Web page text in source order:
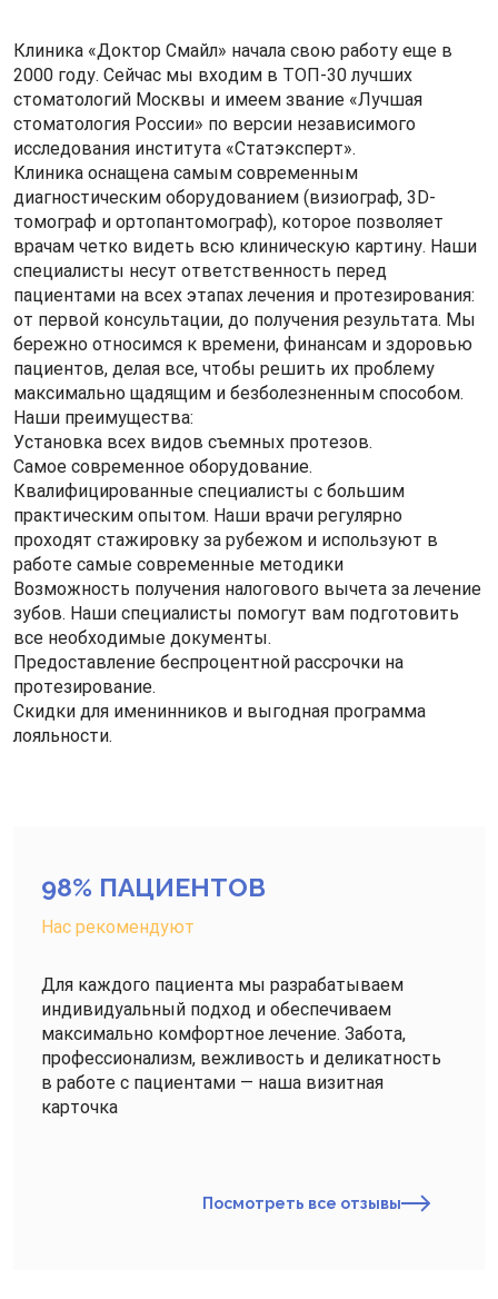
Клиника «Доктор Смайл» начала свою работу еще в
2000 году. Сейчас мы входим в ТОП-30 лучших
стоматологий Москвы и имеем звание «Лучшая
стоматология России» по версии независимого
исследования института «Статэксперт».
Клиника оснащена самым современным
диагностическим оборудованием (визиограф, 3D-
томограф и ортопантомограф), которое позволяет
врачам четко видеть всю клиническую картину. Наши
специалисты несут ответственность перед
пациентами на всех этапах лечения и протезирования:
от первой консультации, до получения результата. Мы
бережно относимся к времени, финансам и здоровью
пациентов, делая все, чтобы решить их проблему
максимально щадящим и безболезненным способом.
Наши преимущества:
Установка всех видов съемных протезов.
Самое современное оборудование.
Квалифицированные специалисты с большим
практическим опытом. Наши врачи регулярно
проходят стажировку за рубежом и используют в
работе самые современные методики
Возможность получения налогового вычета за лечение
зубов. Наши специалисты помогут вам подготовить
все необходимые документы.
Предоставление беспроцентной рассрочки на
протезирование.
Скидки для именинников и выгодная программа
лояльности.
98% ПАЦИЕНТОВ
Нас рекомендуют
Для каждого пациента мы разрабатываем
индивидуальный подход и обеспечиваем
максимально комфортное лечение. Забота,
профессионализм, вежливость и деликатность
в работе с пациентами — наша визитная
карточка
Посмотреть все отзывы